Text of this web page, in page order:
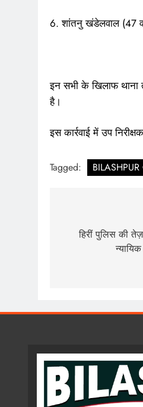
6. शांतनु खंडेलवाल (47
इन सभी के खिलाफ थाना
है।
इस कार्रवाई में उप
Tagged: BILASHPUR
navigation
हिरीं पुलिस की तेज़